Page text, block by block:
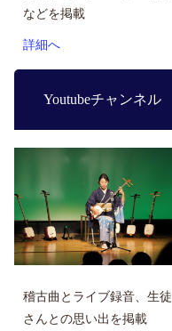
などを掲載
詳細へ
Youtubeチャンネル
稽古曲とライブ録音、生徒
さんとの思い出を掲載